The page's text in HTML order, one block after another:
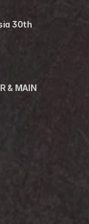
30th
& MAIN